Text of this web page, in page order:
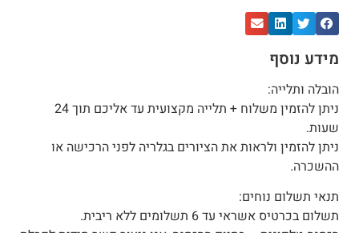
מידע נוסף
הובלה ותלייה:
ניתן להזמין משלוח + תלייה מקצועית עד אליכם תוך 24
שעות.
ניתן להזמין ולראות את הציורים בגלריה לפני הרכישה או
ההשכרה.
תנאי תשלום נוחים:
תשלום בכרטיס אשראי עד 6 תשלומים ללא ריבית.